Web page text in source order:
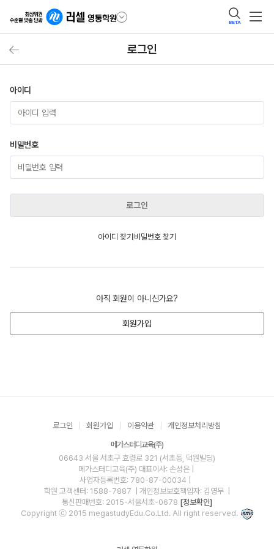
BETA
로그인
아이디
비밀번호
로그인
아이디 찾기 비밀번호 찾기
아직 회원이 아니신가요?
회원가입
로그인 회원가입 이용약관 개인정보처리방침
메가스터디교육(주)
06643 서울 서초구 효령로 321 (서초동, 덕원빌딩)
메가스터디교육(주) 대표이사: 손성은 |
사업자등록번호: 780-87-00034
학원 고객센터: 1588-7887
| 개인정보보호책임자: 김영무
통신판매번호: 2015-서울서초-0678 [정보확인]
Copyright ⓒ 2015 megastudyEdu.Co.Ltd. All right reserved.